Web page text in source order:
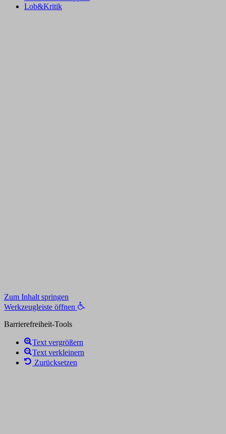
Lob&Kritik
Zum Inhalt springen
Werkzeugleiste öffnen
Barrierefreiheit-Tools
Text vergrößern
Text verkleinern
Zurücksetzen